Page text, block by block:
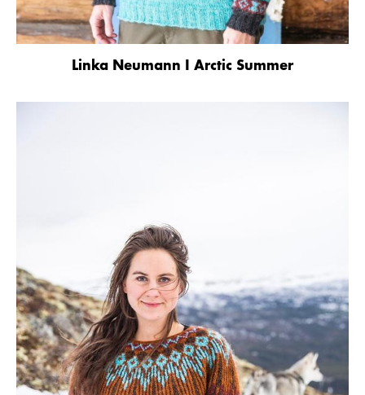
Linka Neumann I Arctic Summer